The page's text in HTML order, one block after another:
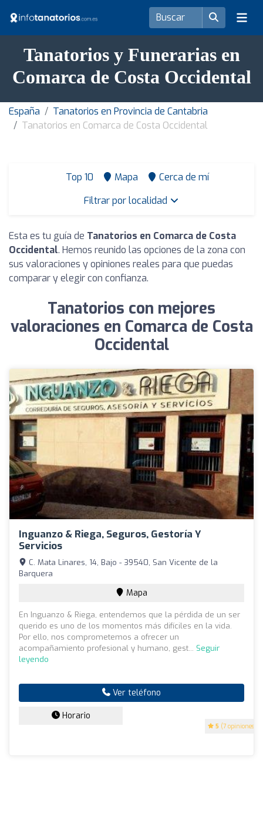
Tanatorios y Funerarias en
Comarca de Costa Occidental
España
Tanatorios en Provincia de Cantabria
Tanatorios en Comarca de Costa Occidental
Top 10 Mapa
Cerca de mí
Filtrar por localidad
Esta es tu guía de Tanatorios en Comarca de Costa
Occidental. Hemos reunido las opciones de la zona con
sus valoraciones y opiniones reales para que puedas
comparar y elegir con confianza.
Tanatorios con mejores
valoraciones en Comarca de Costa
Occidental
Inguanzo & Riega, Seguros, Gestoría Y
Servicios
5 (7 opiniones)
C. Mata Linares, 14, Bajo - 39540, San Vicente de la
Barquera
Mapa
En Inguanzo & Riega, entendemos que la pérdida de un ser
querido es uno de los momentos más difíciles en la vida.
Por ello, nos comprometemos a ofrecer un
acompañamiento profesional y humano, gest... Seguir
leyendo
Ver teléfono
Horario